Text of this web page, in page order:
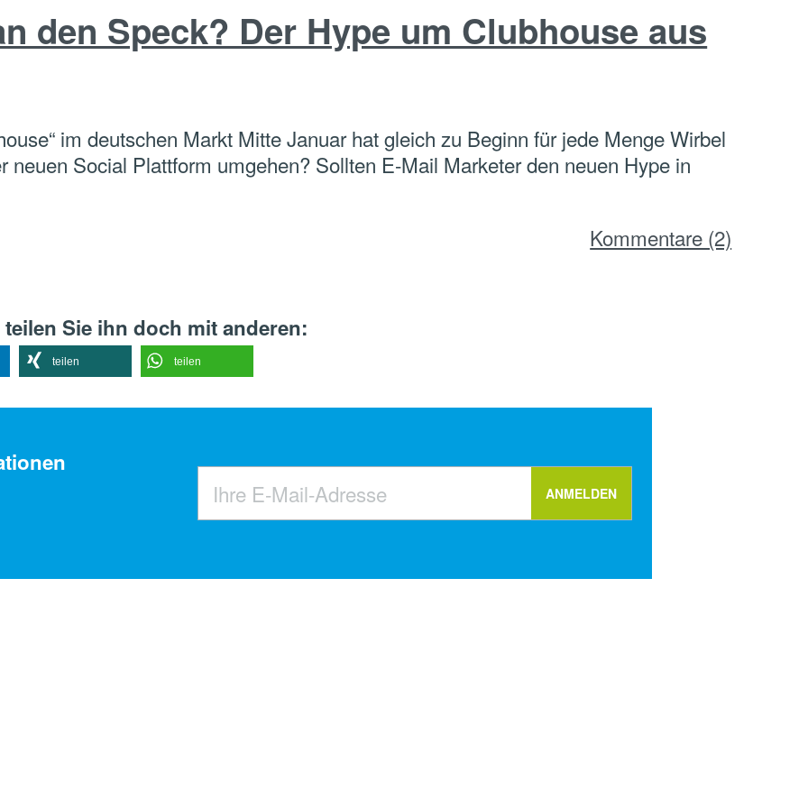
den Speck? Der Hype um Clubhouse aus
im deutschen Markt Mitte Januar hat gleich zu Beginn für jede Menge Wirbel
neuen Social Plattform umgehen? Sollten E-Mail Marketer den neuen Hype in
Kommentare (2)
Sie ihn doch mit anderen:
teilen teilen